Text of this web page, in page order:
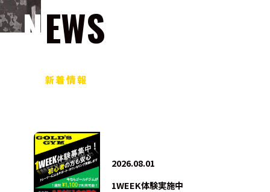
NEWS
新着情報
2026.08.01
1WEEK体験実施中